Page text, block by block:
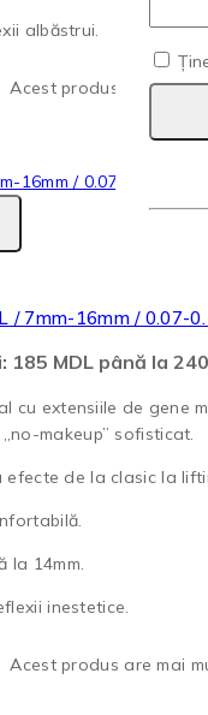
albăstrui.
Acest produs are mai
/ 7mm-16mm / 0.07-
MDL până la
cu extensiile de gene
makeup” sofisticat.
efecte de la clasic la
la 14mm.
inestetice.
Acest produs are mai